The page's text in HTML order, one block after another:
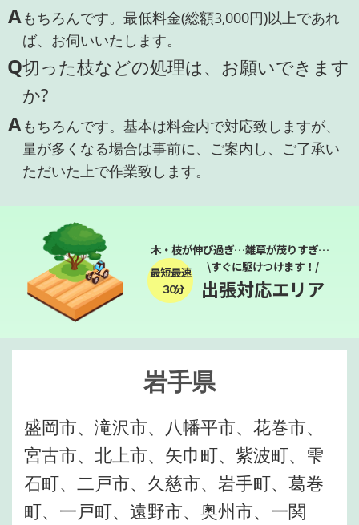
Aもちろんです。最低料金(総額3,000円)以上であれ
ば、お伺いいたします。
Q切った枝などの処理は、お願いできます
か?
Aもちろんです。基本は料金内で対応致しますが、
量が多くなる場合は事前に、ご案内し、ご了承い
ただいた上で作業致します。
木・枝が伸び過ぎ…雑草が茂りすぎ…
最短最速
３０分
\すぐに駆けつけます！/
出張対応エリア
岩手県
盛岡市、滝沢市、八幡平市、花巻市、
宮古市、北上市、矢巾町、紫波町、雫
石町、二戸市、久慈市、岩手町、葛巻
町、一戸町、遠野市、奥州市、一関